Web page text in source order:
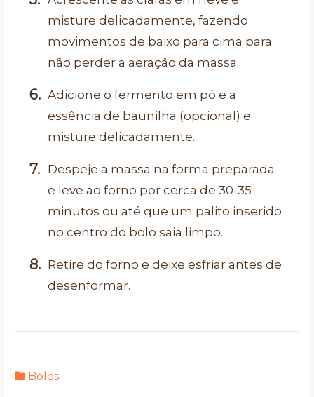
misture delicadamente, fazendo
movimentos de baixo para cima para
não perder a aeração da massa.
Adicione o fermento em pó e a
essência de baunilha (opcional) e
misture delicadamente.
Despeje a massa na forma preparada
e leve ao forno por cerca de 30-35
minutos ou até que um palito inserido
no centro do bolo saia limpo.
Retire do forno e deixe esfriar antes de
desenformar.
Bolos